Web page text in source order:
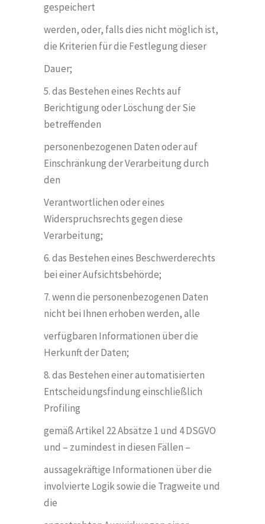
gespeichert
werden, oder, falls dies nicht möglich ist,
die Kriterien für die Festlegung dieser
Dauer;
5. das Bestehen eines Rechts auf
Berichtigung oder Löschung der Sie
betreffenden
personenbezogenen Daten oder auf
Einschränkung der Verarbeitung durch
den
Verantwortlichen oder eines
Widerspruchsrechts gegen diese
Verarbeitung;
6. das Bestehen eines Beschwerderechts
bei einer Aufsichtsbehörde;
7. wenn die personenbezogenen Daten
nicht bei Ihnen erhoben werden, alle
verfügbaren Informationen über die
Herkunft der Daten;
8. das Bestehen einer automatisierten
Entscheidungsfindung einschließlich
Profiling
gemäß Artikel 22 Absätze 1 und 4 DSGVO
und – zumindest in diesen Fällen –
aussagekräftige Informationen über die
involvierte Logik sowie die Tragweite und
die